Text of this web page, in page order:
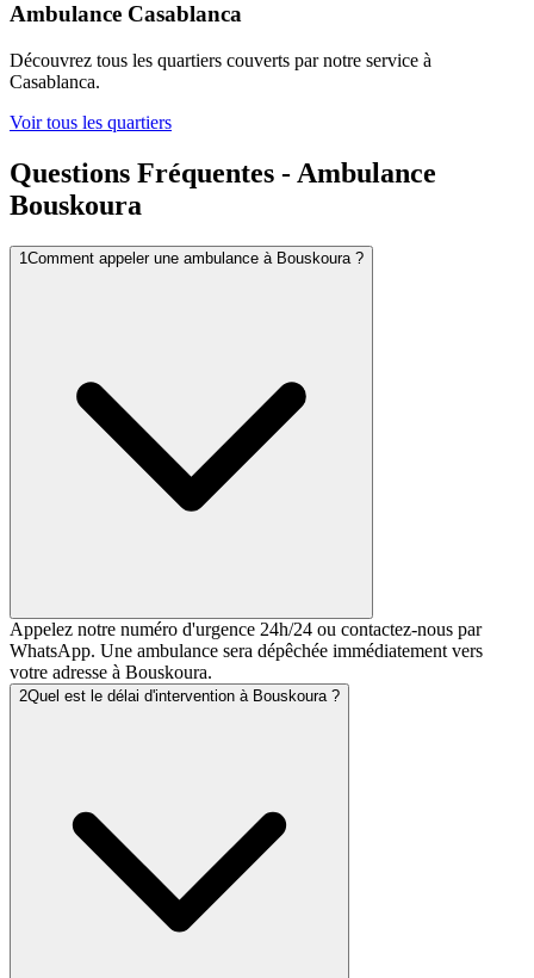
Ambulance Casablanca
Découvrez tous les quartiers couverts par notre service à
Casablanca.
Voir tous les quartiers
Questions Fréquentes - Ambulance
Bouskoura
1Comment appeler une ambulance à Bouskoura ?
Appelez notre numéro d'urgence 24h/24 ou contactez-nous par
WhatsApp. Une ambulance sera dépêchée immédiatement vers
votre adresse à Bouskoura.
2Quel est le délai d'intervention à Bouskoura ?